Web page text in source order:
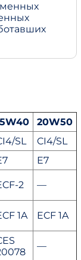
20W50
SL
CI4/SL
E7
2 —
1A ECF 1A
—